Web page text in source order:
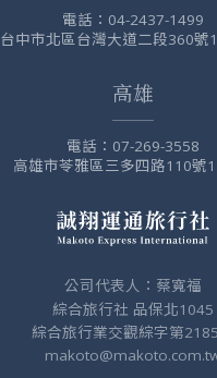
電話： 04-2437-1499
台中市北區台灣大道二段360號
高雄
電話： 07-269-3558
高雄市苓雅區三多四路110號
公司代表人：蔡寬福
綜合旅行社 品保北1045
綜合旅行業交觀綜字第